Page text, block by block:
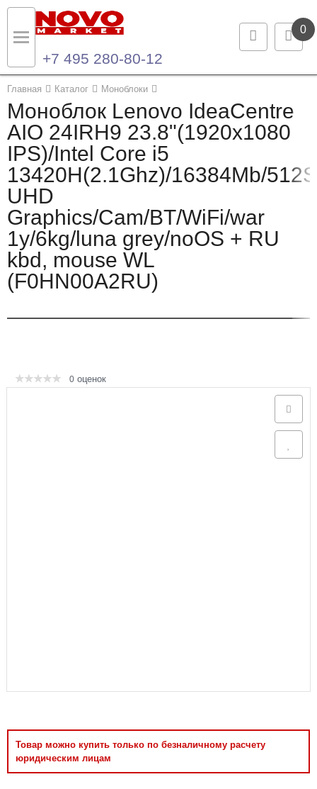
0
+7 495 280-80-12
Главная Каталог Моноблоки
Моноблок Lenovo IdeaCentre
AIO 24IRH9 23.8"(1920x1080
IPS)/Intel Core i5
13420H(2.1Ghz)/16384Mb/
UHD
Graphics/Cam/BT/WiFi/war
1y/6kg/luna grey/noOS + RU
kbd, mouse WL
(F0HN00A2RU)
Товар можно купить только по безналичному расчету
юридическим лицам
0 оценок
Назад
Каталог продукции
Ноутбуки и ультрабуки
Компьютеры
Моноблоки
Серверы и СХД
Опции и комплектующие
Мониторы
Назад
Контакты
Контактная информация